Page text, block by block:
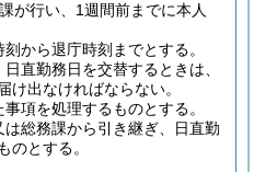
が行い、1週間前までに本人
から退庁時刻までとする。
直勤務日を交替するときは、
け出なければならない。
項を処理するものとする。
総務課から引き継ぎ、日直勤
のとする。